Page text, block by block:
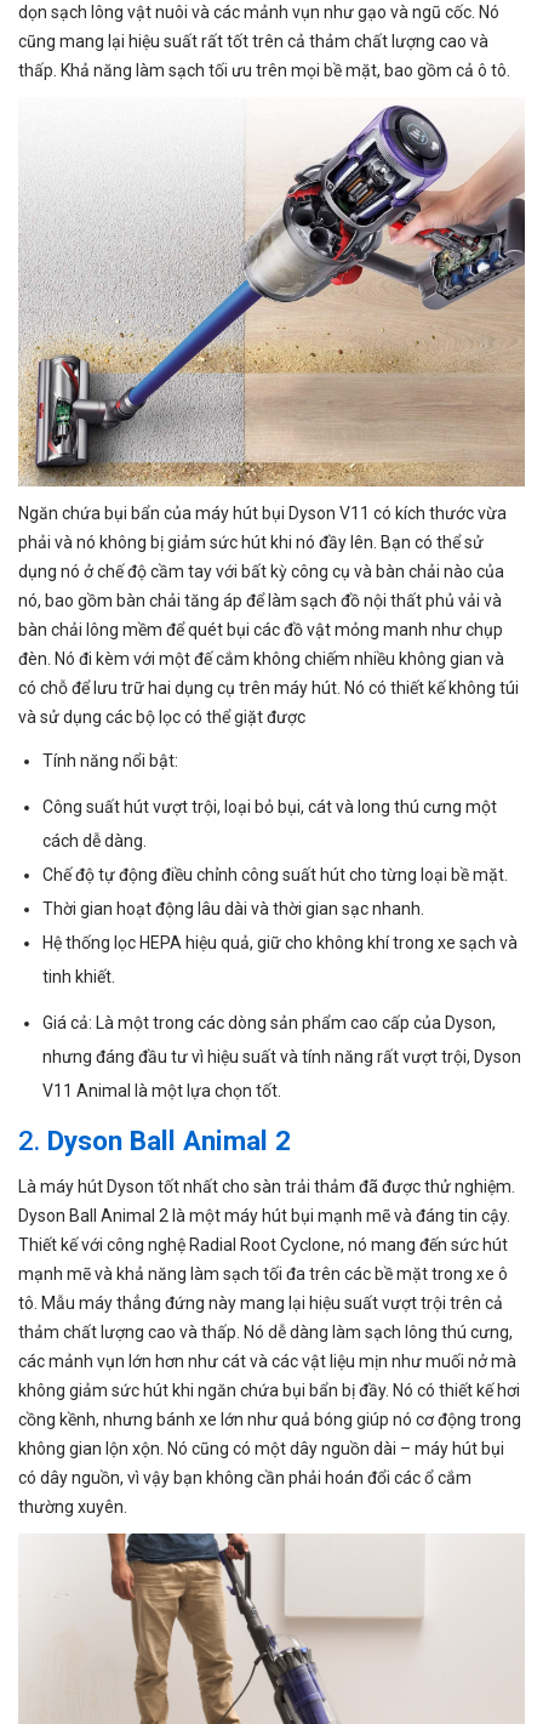
dọn sạch lông vật nuôi và các mảnh vụn như gạo và ngũ cốc. Nó
cũng mang lại hiệu suất rất tốt trên cả thảm chất lượng cao và
thấp. Khả năng làm sạch tối ưu trên mọi bề mặt, bao gồm cả ô tô.
Ngăn chứa bụi bẩn của máy hút bụi Dyson V11 có kích thước vừa
phải và nó không bị giảm sức hút khi nó đầy lên. Bạn có thể sử
dụng nó ở chế độ cầm tay với bất kỳ công cụ và bàn chải nào của
nó, bao gồm bàn chải tăng áp để làm sạch đồ nội thất phủ vải và
bàn chải lông mềm để quét bụi các đồ vật mỏng manh như chụp
đèn. Nó đi kèm với một đế cắm không chiếm nhiều không gian và
có chỗ để lưu trữ hai dụng cụ trên máy hút. Nó có thiết kế không túi
và sử dụng các bộ lọc có thể giặt được
Tính năng nổi bật:
Công suất hút vượt trội, loại bỏ bụi, cát và long thú cưng một
cách dễ dàng.
Chế độ tự động điều chỉnh công suất hút cho từng loại bề mặt.
Thời gian hoạt động lâu dài và thời gian sạc nhanh.
Hệ thống lọc HEPA hiệu quả, giữ cho không khí trong xe sạch và
tinh khiết.
Giá cả: Là một trong các dòng sản phẩm cao cấp của Dyson,
nhưng đáng đầu tư vì hiệu suất và tính năng rất vượt trội, Dyson
V11 Animal là một lựa chọn tốt.
2. Dyson Ball Animal 2
Là máy hút Dyson tốt nhất cho sàn trải thảm đã được thử nghiệm.
Dyson Ball Animal 2 là một máy hút bụi mạnh mẽ và đáng tin cậy.
Thiết kế với công nghệ Radial Root Cyclone, nó mang đến sức hút
mạnh mẽ và khả năng làm sạch tối đa trên các bề mặt trong xe ô
tô. Mẫu máy thẳng đứng này mang lại hiệu suất vượt trội trên cả
thảm chất lượng cao và thấp. Nó dễ dàng làm sạch lông thú cưng,
các mảnh vụn lớn hơn như cát và các vật liệu mịn như muối nở mà
không giảm sức hút khi ngăn chứa bụi bẩn bị đầy. Nó có thiết kế hơi
cồng kềnh, nhưng bánh xe lớn như quả bóng giúp nó cơ động trong
không gian lộn xộn. Nó cũng có một dây nguồn dài – máy hút bụi
có dây nguồn, vì vậy bạn không cần phải hoán đổi các ổ cắm
thường xuyên.